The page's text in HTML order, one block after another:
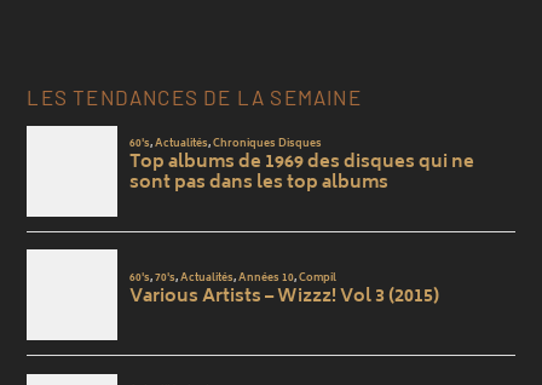
LES TENDANCES DE LA SEMAINE